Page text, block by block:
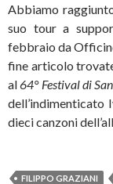
Abbiamo
suo tour a
febbraio da
fine articolo
al64° Festival di
dell’indimenticato
dieci canzoni
FILIPPO GRAZIANI